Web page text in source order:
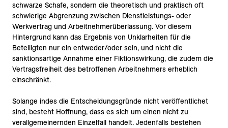
schwarze Schafe, sondern die theoretisch und praktisch oft
schwierige Abgrenzung zwischen Dienstleistungs- oder
Werkvertrag und Arbeitnehmerüberlassung. Vor diesem
Hintergrund kann das Ergebnis von Unklarheiten für die
Beteiligten nur ein entweder/oder sein, und nicht die
sanktionsartige Annahme einer Fiktionswirkung, die zudem die
Vertragsfreiheit des betroffenen Arbeitnehmers erheblich
einschränkt.
Solange indes die Entscheidungsgründe nicht veröffentlichet
sind, besteht Hoffnung, dass es sich um einen nicht zu
verallgemeinernden Einzelfall handelt. Jedenfalls bestehen